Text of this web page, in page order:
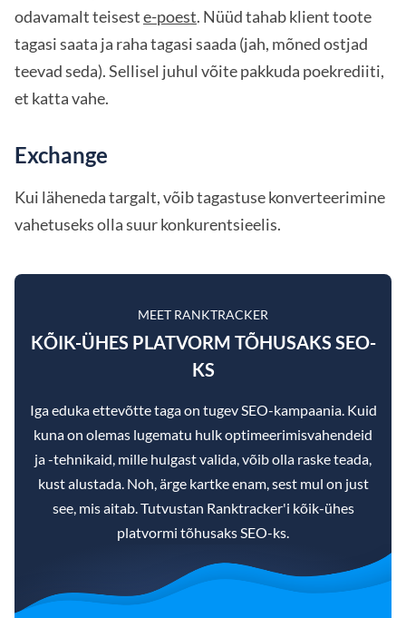
odavamalt teiseste-poest. Nüüd tahab klient toote
tagasi saata ja raha tagasi saada (jah, mõned ostjad
teevad seda). Sellisel juhul võite pakkuda poekrediiti,
et katta vahe.
Exchange
Kui läheneda targalt, võib tagastuse konverteerimine
vahetuseks olla suur konkurentsieelis.
MEET RANKTRACKER
KÕIK-ÜHES PLATVORM TÕHUSAKS SEO-
KS
Iga eduka ettevõtte taga on tugev SEO-kampaania. Kuid
kuna on olemas lugematu hulk optimeerimisvahendeid
ja -tehnikaid, mille hulgast valida, võib olla raske teada,
kust alustada. Noh, ärge kartke enam, sest mul on just
see, mis aitab. Tutvustan Ranktracker'i kõik-ühes
platvormi tõhusaks SEO-ks.